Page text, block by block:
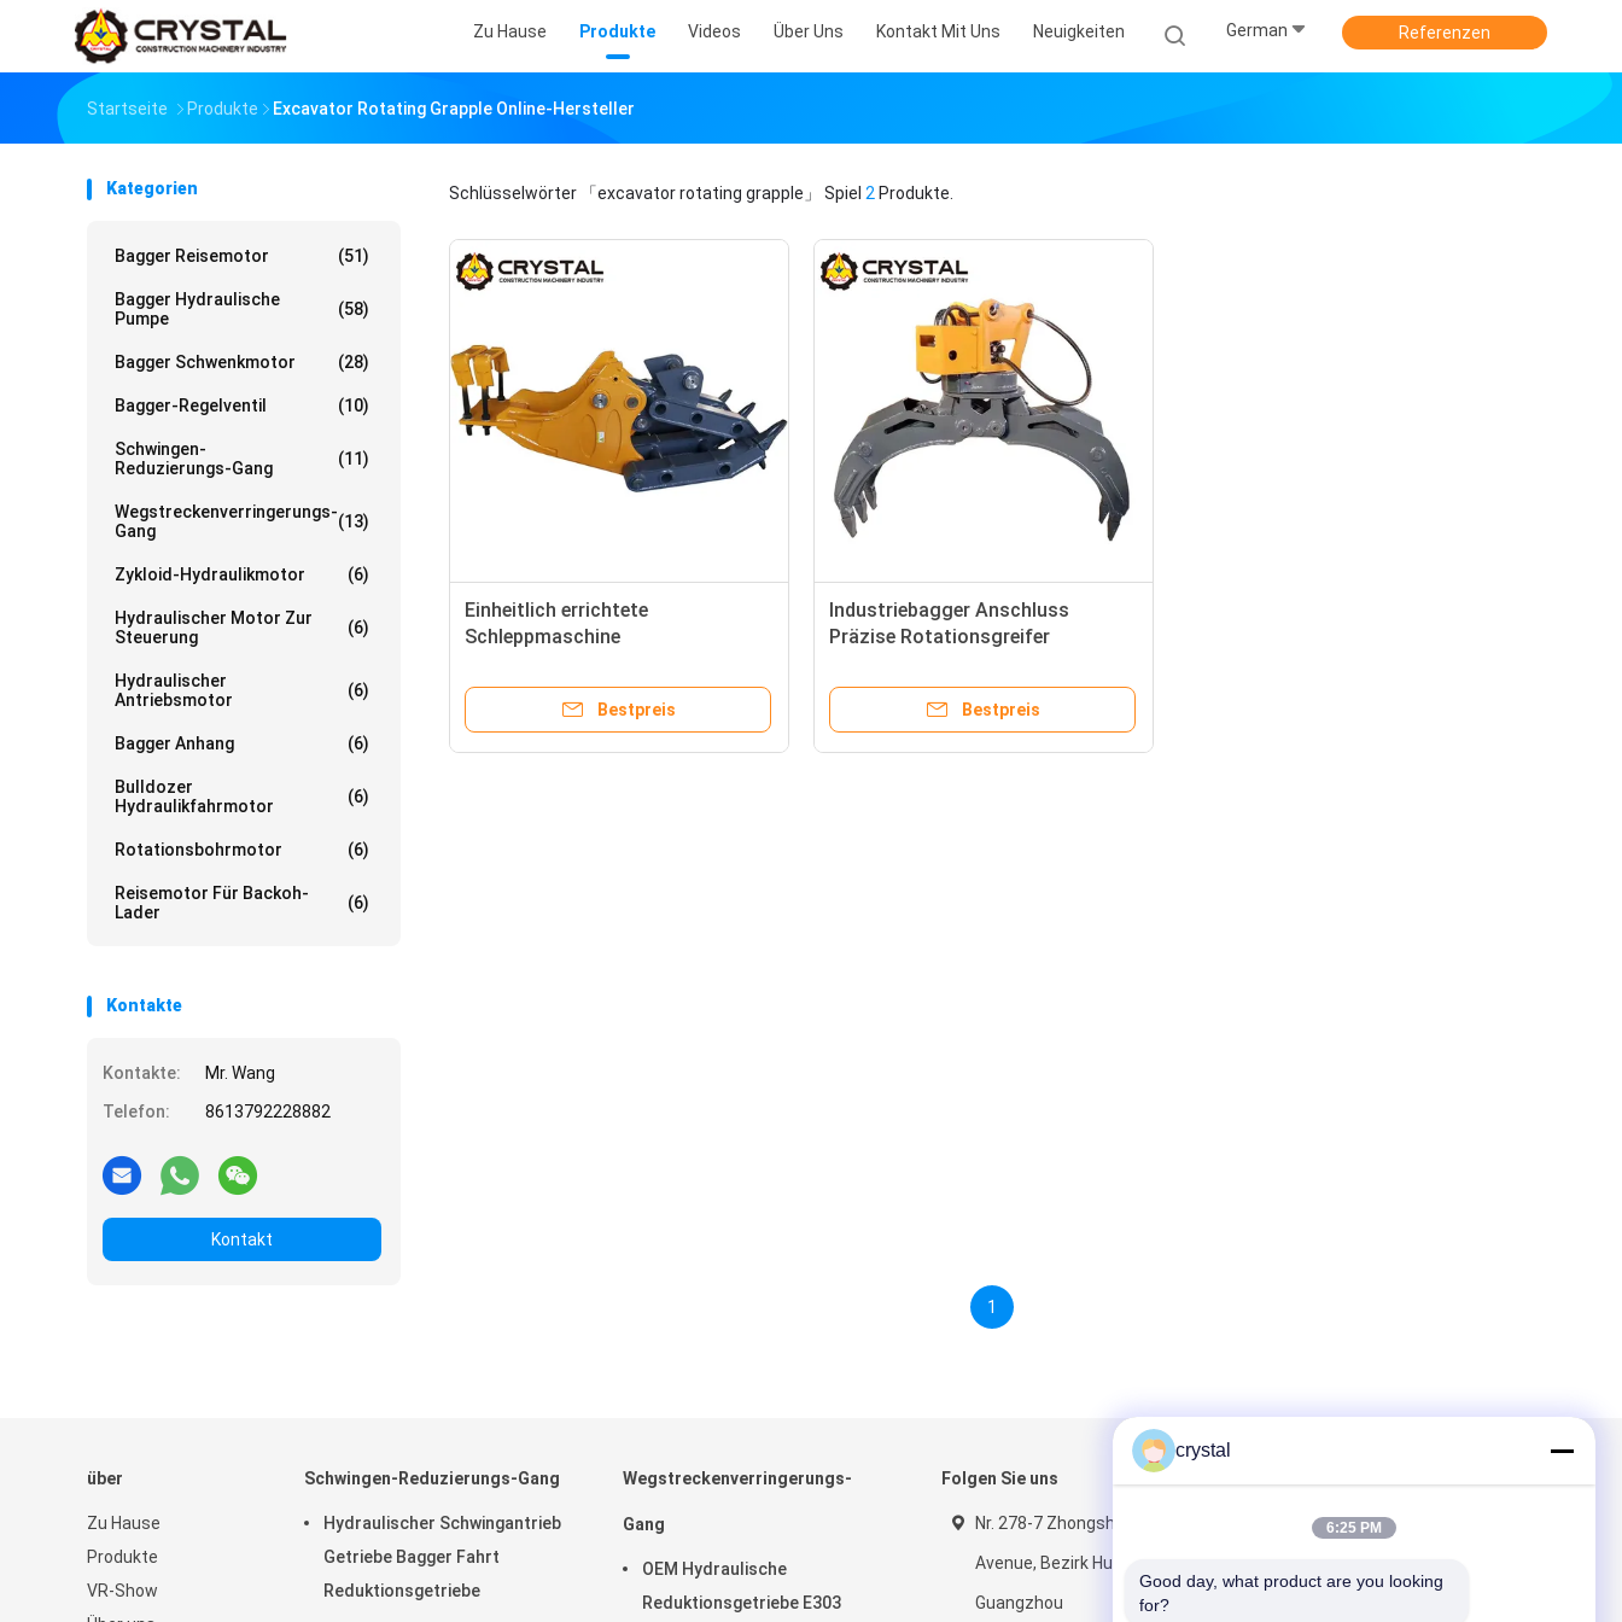
Zu Hause Produkte Videos Über Uns Kontakt Mit Uns Neuigkeiten German Referenzen
Startseite Produkte Excavator Rotating Grapple Online-Hersteller
Kategorien
Bagger Reisemotor (51)
Bagger Hydraulische
Pumpe
(58)
Bagger Schwenkmotor (28)
Bagger-Regelventil (10)
Schwingen-
Reduzierungs-Gang
(11)
Wegstreckenverringerungs-
Gang
(13)
Zykloid-Hydraulikmotor (6)
Hydraulischer Motor Zur
Steuerung
(6)
Hydraulischer
Antriebsmotor
(6)
Bagger Anhang (6)
Bulldozer
Hydraulikfahrmotor
(6)
Rotationsbohrmotor (6)
Reisemotor Für Backoh-
Lader
(6)
Kontakte
Kontakte:
Mr. Wang
Telefon:
8613792228882
Kontakt
Schlüsselwörter 「excavator rotating grapple」 Spiel 2 Produkte.
Einheitlich errichtete
Schleppmaschine
Bestpreis
Industriebagger Anschluss
Präzise Rotationsgreifer
Bestpreis
1
über
Zu Hause
Produkte
VR-Show
Schwingen-Reduzierungs-Gang
Hydraulischer Schwingantrieb
Getriebe Bagger Fahrt
Reduktionsgetriebe
Wegstreckenverringerungs-
Gang
OEM Hydraulische
Reduktionsgetriebe E303
Folgen Sie uns
Nr. 278-7 Zhongshan
Avenue, Bezirk Huangpu,
Guangzhou
crystal
6:25 PM
Good day, what product are you looking
for?